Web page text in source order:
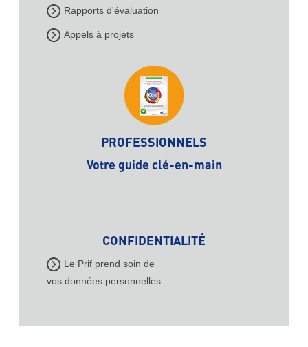
Rapports d'évaluation
Appels à projets
PROFESSIONNELS
Votre guide clé-en-main
CONFIDENTIALITÉ
Le Prif prend soin de
vos données personnelles